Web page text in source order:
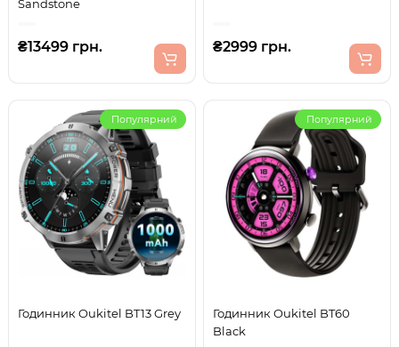
Sandstone
₴13499 грн. ₴2999 грн.
Популярний
Годинник Oukitel BT13 Grey
Популярний
Годинник Oukitel BT60
Black